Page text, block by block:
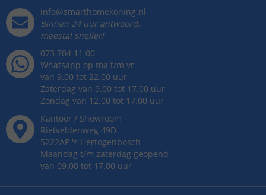
info@smarthomekoning.nl
Binnen 24 uur antwoord,
meestal sneller!
073 704 11 00
Whatsapp op ma t/m vr
van 9.00 tot 22.00 uur
Zaterdag van 9.00 tot 17.00 uur
Zondag van 12.00 tot 17.00 uur
Kantoor / Showroom
Rietveldenweg 49D
5222AP 's Hertogenbosch
Maandag t/m zaterdag geopend
van 09.00 tot 17.00 uur